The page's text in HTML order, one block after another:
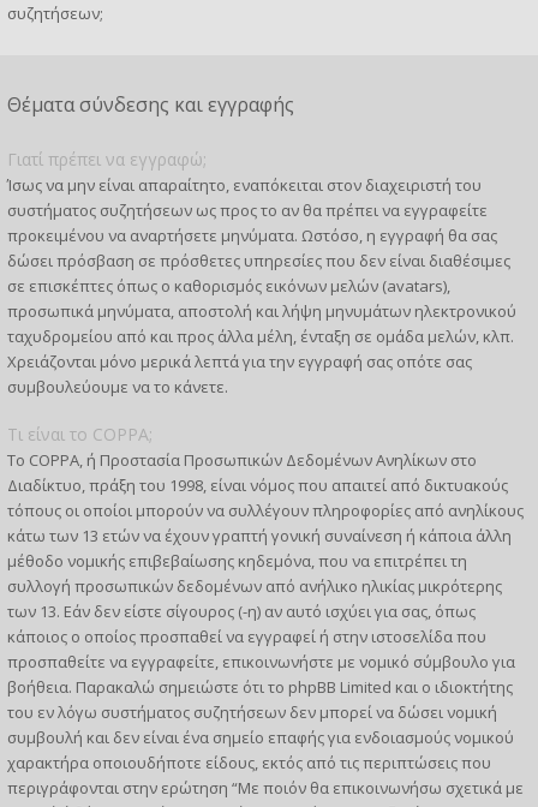
συζητήσεων;
Θέματα σύνδεσης και εγγραφής
Γιατί πρέπει να εγγραφώ;
Ίσως να μην είναι απαραίτητο, εναπόκειται στον διαχειριστή του
συστήματος συζητήσεων ως προς το αν θα πρέπει να εγγραφείτε
προκειμένου να αναρτήσετε μηνύματα. Ωστόσο, η εγγραφή θα σας
δώσει πρόσβαση σε πρόσθετες υπηρεσίες που δεν είναι διαθέσιμες
σε επισκέπτες όπως ο καθορισμός εικόνων μελών (avatars),
προσωπικά μηνύματα, αποστολή και λήψη μηνυμάτων ηλεκτρονικού
ταχυδρομείου από και προς άλλα μέλη, ένταξη σε ομάδα μελών, κλπ.
Χρειάζονται μόνο μερικά λεπτά για την εγγραφή σας οπότε σας
συμβουλεύουμε να το κάνετε.
Τι είναι το COPPA;
Το COPPA, ή Προστασία Προσωπικών Δεδομένων Ανηλίκων στο
Διαδίκτυο, πράξη του 1998, είναι νόμος που απαιτεί από δικτυακούς
τόπους οι οποίοι μπορούν να συλλέγουν πληροφορίες από ανηλίκους
κάτω των 13 ετών να έχουν γραπτή γονική συναίνεση ή κάποια άλλη
μέθοδο νομικής επιβεβαίωσης κηδεμόνα, που να επιτρέπει τη
συλλογή προσωπικών δεδομένων από ανήλικο ηλικίας μικρότερης
των 13. Εάν δεν είστε σίγουρος (-η) αν αυτό ισχύει για σας, όπως
κάποιος ο οποίος προσπαθεί να εγγραφεί ή στην ιστοσελίδα που
προσπαθείτε να εγγραφείτε, επικοινωνήστε με νομικό σύμβουλο για
βοήθεια. Παρακαλώ σημειώστε ότι το phpBB Limited και ο ιδιοκτήτης
του εν λόγω συστήματος συζητήσεων δεν μπορεί να δώσει νομική
συμβουλή και δεν είναι ένα σημείο επαφής για ενδοιασμούς νομικού
χαρακτήρα οποιουδήποτε είδους, εκτός από τις περιπτώσεις που
περιγράφονται στην ερώτηση “Με ποιόν θα επικοινωνήσω σχετικά με